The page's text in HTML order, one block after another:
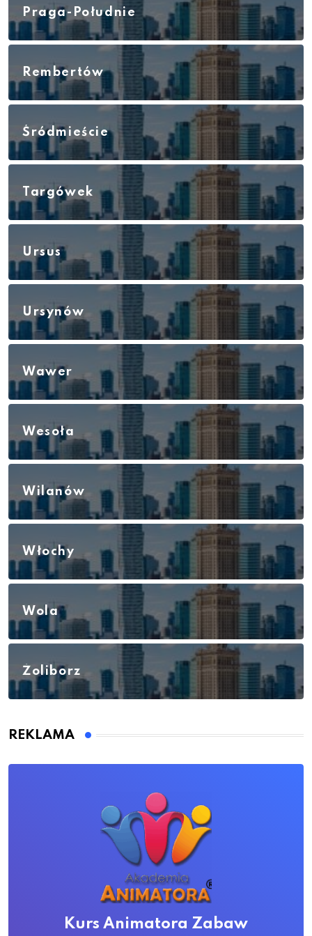
Praga-Południe
Rembertów
Śródmieście
Targówek
Ursus
Ursynów
Wawer
Wesoła
Wilanów
Włochy
Wola
Żoliborz
REKLAMA
Kurs Animatora Zabaw